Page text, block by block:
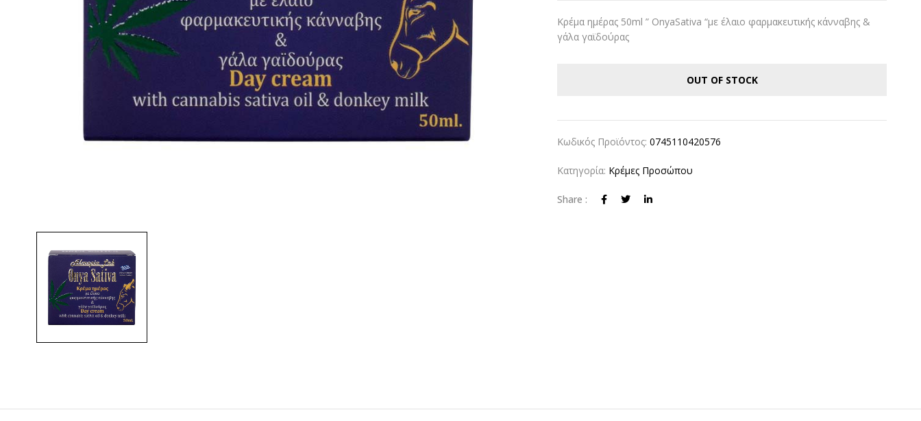
Κρέμα ημέρας 50ml ” OnyaSativa “με έλαιο φαρμακευτικής κάνναβης &
γάλα γαϊδούρας
OUT OF STOCK
Κωδικός Προϊόντος:0745110420576
Κατηγορία: Κρέμες Προσώπου
Share :